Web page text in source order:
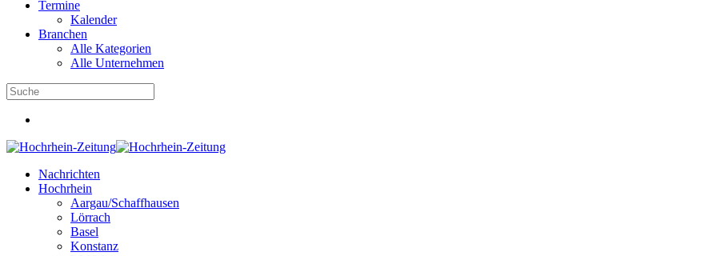
Termine
Kalender
Branchen
Alle Kategorien
Alle Unternehmen
Nachrichten
Hochrhein
Aargau/Schaffhausen
Lörrach
Basel
Konstanz